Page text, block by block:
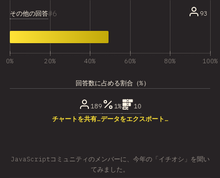
6
その他の回答 93
0% 20% 40% 60% 80% 100%
回答数に占める割合（%）
189 1%
10
チャートを共有…データをエクスポート…
JavaScriptコミュニティのメンバーに、今年の「イチオシ」を聞い
てみました。